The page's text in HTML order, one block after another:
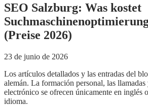
SEO Salzburg: Was kostet
(Preise 2026)
23 de junio de 2026
Los artículos detallados y las entradas del
alemán. La formación personal, las
electrónico se ofrecen únicamente en inglés
idioma.